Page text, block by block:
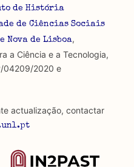
de História
de Ciências Sociais
Nova de Lisboa,
a Ciência e a Tecnologia,
04209/2020 e
actualização, contactar